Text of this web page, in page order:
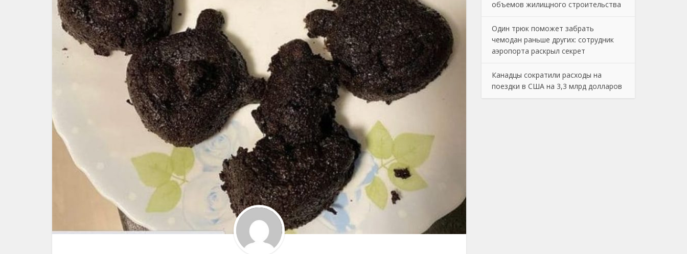
объемов жилищного строительства
Один трюк поможет забрать
чемодан раньше других: сотрудник
аэропорта раскрыл секрет
Канадцы сократили расходы на
поездки в США на 3,3 млрд долларов